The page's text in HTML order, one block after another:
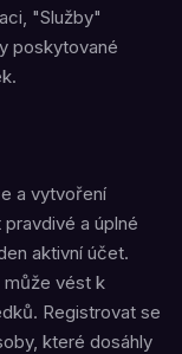
"Služby"
poskytované
a vytvoření
a úplné
aktivní účet.
může vést k
Registrovat se
které dosáhly